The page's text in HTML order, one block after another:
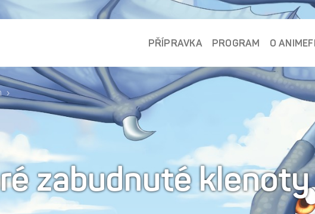
PŘÍPRAVKA PROGRAM O
›
zabudnuté